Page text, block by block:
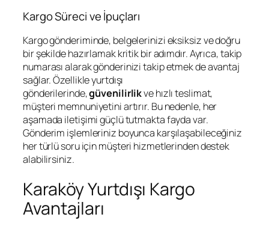
Kargo Süreci ve İpuçları
Kargo gönderiminde, belgelerinizi eksiksiz ve doğru
bir şekilde hazırlamak kritik bir adımdır. Ayrıca, takip
numarası alarak gönderinizi takip etmek de avantaj
sağlar. Özellikle yurtdışı
gönderilerinde,güvenilirlikve hızlı teslimat,
müşteri memnuniyetini artırır. Bu nedenle, her
aşamada iletişimi güçlü tutmakta fayda var.
Gönderim işlemleriniz boyunca karşılaşabileceğiniz
her türlü soru için müşteri hizmetlerinden destek
alabilirsiniz.
Karaköy Yurtdışı Kargo
Avantajları